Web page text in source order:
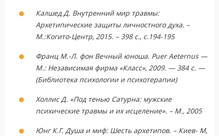
Калшед Д. Внутренний мир травмы:
Архетипические защиты личностного духа. –
М.:Когито-Центр, 2015. – 398 с., с.194-195
Франц М.-Л. фон Вечный юноша. Puer Aeternus —
М.: Независимая фирма «Класс», 2009. — 384 с. —
(Библиотека психологии и психотерапии)
Холлис Д. «Под тенью Сатурна: мужские
психические травмы и их исцеление». – М., 2005
Юнг К.Г. Душа и миф: Шесть архетипов. – Киев- М,